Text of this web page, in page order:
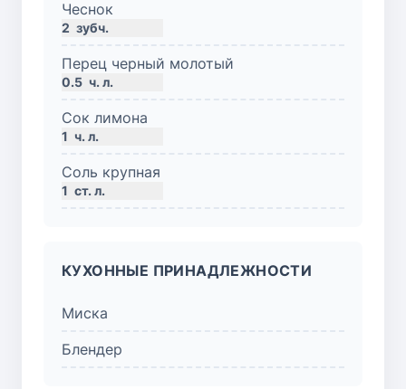
Чеснок
2 зубч.
Перец черный молотый
0.5 ч. л.
Сок лимона
1 ч. л.
Соль крупная
1 ст. л.
КУХОННЫЕ ПРИНАДЛЕЖНОСТИ
Миска
Блендер